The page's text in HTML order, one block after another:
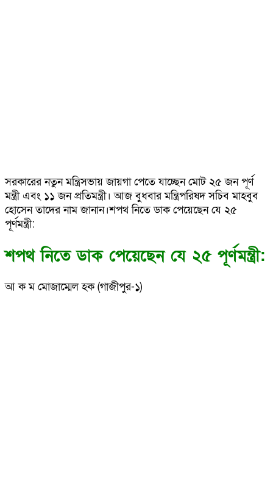
সরকারের নতুন মন্ত্রিসভায় জায়গা পেতে যাচ্ছেন মোট ২৫ জন পূর্ণ
মন্ত্রী এবং ১১ জন প্রতিমন্ত্রী। আজ বুধবার মন্ত্রিপরিষদ সচিব মাহবুব
হোসেন তাদের নাম জানান।শপথ নিতে ডাক পেয়েছেন যে ২৫
পূর্ণমন্ত্রী:
শপথ নিতে ডাক পেয়েছেন যে ২৫ পূর্ণমন্ত্রী:
আ ক ম মোজাম্মেল হক (গাজীপুর-১)